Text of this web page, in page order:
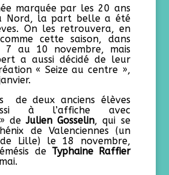
marquée par les 20 ans
Nord, la part belle a été
On les retrouvera, en
cette saison, dans
7 au 10 novembre, mais
a aussi décidé de leur
« Seize au centre »,
de deux anciens élèves
à l’affiche avec
» deJulien Gosselin, qui se
de Valenciennes (un
Lille) le 18 novembre,
de Typhaine Raffier